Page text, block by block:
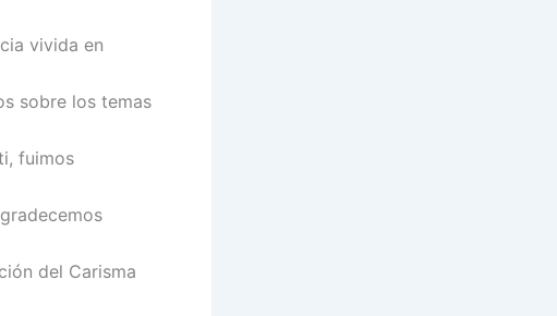
vivida en
sobre los temas
fuimos
del Carisma